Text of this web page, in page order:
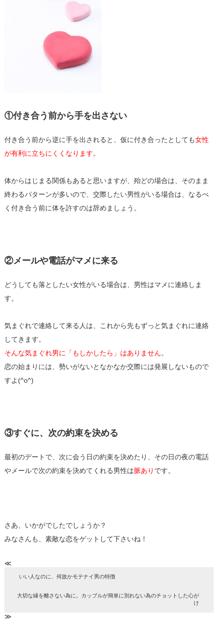
①付き合う前から手を出さない
付き合う前から逆に手を出されると、仮に付き合ったとしても女性
が有利に立ちにくくなります。
体からはじまる関係もあると思いますが、殆どの場合は、そのまま
終わるパターンが多いので、交際したい男性がいる場合は、なるべ
く付き合う前に体を許すのは辞めましょう。
②メールや電話がマメに来る
どうしても落としたい女性がいる場合は、男性はマメに連絡しま
す。
気まぐれで連絡して来る人は、これから先もずっと気まぐれに連絡
してきます。
そんな気まぐれ男に「もしかしたら」はありません。
恋の始まりには、勢いがないとなかなか交際には発展しないもので
すよ(^o^)
③すぐに、次の約束を決める
最初のデートで、次に会う日の約束を決めたり、その日の夜の電話
やメールで次の約束を決めてくれる男性は脈あり です。
さあ、いかがでしたでしょうか？
みなさんも、素敵な恋をゲットして下さいね！
≪
いい人なのに、何故かモテナイ男の特徴
大切な縁を離さない為に。カップルが簡単に別れない為のチョットした心が
け
≫